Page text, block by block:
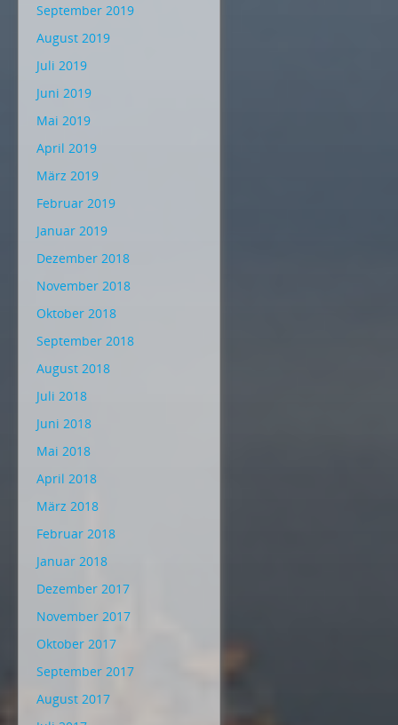
September 2019
August 2019
Juli 2019
Juni 2019
Mai 2019
April 2019
März 2019
Februar 2019
Januar 2019
Dezember 2018
November 2018
Oktober 2018
September 2018
August 2018
Juli 2018
Juni 2018
Mai 2018
April 2018
März 2018
Februar 2018
Januar 2018
Dezember 2017
November 2017
Oktober 2017
September 2017
August 2017